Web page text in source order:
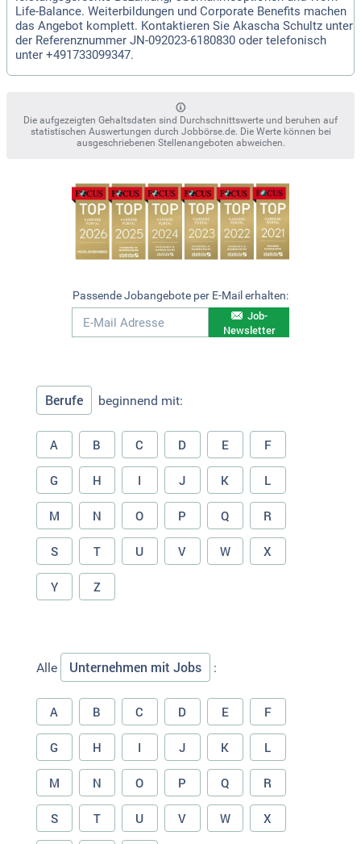
Life-Balance. Weiterbildungen und Corporate Benefits machen
das Angebot komplett. Kontaktieren Sie Akascha Schultz unter
der Referenznummer JN-092023-6180830 oder telefonisch
unter +491733099347.
Die aufgezeigten Gehaltsdaten sind Durchschnittswerte und beruhen auf
statistischen Auswertungen durch Jobbörse.de. Die Werte können bei
ausgeschriebenen Stellenangeboten abweichen.
Passende Jobangebote per E-Mail erhalten:
Job-
Newsletter
Berufe beginnend mit:
A B C D E F
G H I J K L
M N O P Q R
S T U V W X
Y Z
Alle Unternehmen mit Jobs :
A B C D E F
G H I J K L
M N O P Q R
S T U V W X